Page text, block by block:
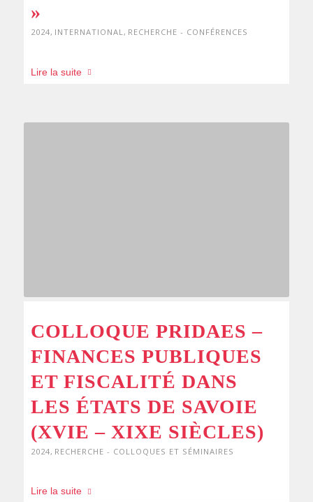
»
2024, INTERNATIONAL , RECHERCHE - CONFÉRENCES
Lire la suite
COLLOQUE PRIDAES –
FINANCES PUBLIQUES
ET FISCALITÉ DANS
LES ÉTATS DE SAVOIE
(XVIE – XIXE SIÈCLES)
2024, RECHERCHE - COLLOQUES ET SÉMINAIRES
Lire la suite